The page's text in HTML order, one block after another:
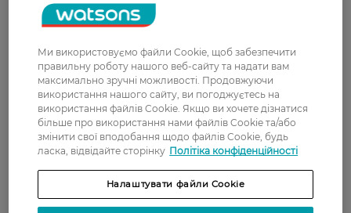
1 грудня, 2021
ночь и отеков нет. Долго искала
средства с подобным действием за
выгодно брать сразу несколько
упаковок.
Дар'я
27 жовтня, 2021
неплохой базовый крем под глаза.
Чудес не сделает, но зато без
запаха. Немного осветляет кожу
под глазами, разглаживает её,
экономный расход, быстро
впитывается без липкости и
жирности. К сожалению, не
Ми використовуємо файли Cookie, щоб забезпечити
правильну роботу нашого веб-сайту та надати вам
максимально зручні можливості. Продовжуючи
використання нашого сайту, ви погоджуєтесь на
використання файлів Cookie. Якщо ви хочете дізнатися
більше про використання нами файлів Cookie та/або
змінити свої вподобання щодо файлів Cookie, будь
ласка, відвідайте сторінку Політіка конфіденційності
Налаштувати файли Cookie